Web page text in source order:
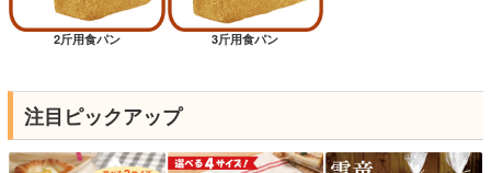
2斤用食パン 3斤用食パン
注目ピックアップ